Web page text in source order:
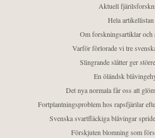
Aktuell
Hela artikellistan
Om forskningsartiklar och
Varför förlorade vi tre
Slingrande slåtter ger
En öländsk
Det nya normala får oss att
Fortplantningsproblem hos rapsfjärilar
Svenska svartfläckiga blåvingar
Förskjuten blomning som